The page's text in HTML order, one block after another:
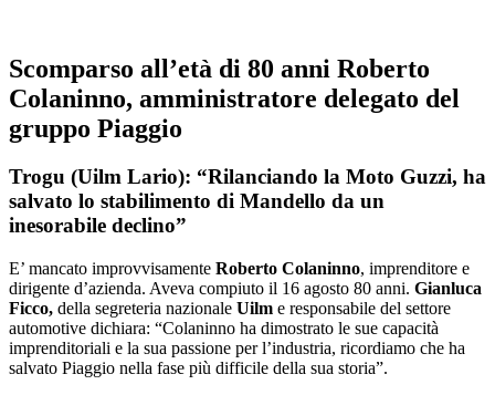
Scomparso all’età di 80 anni Roberto
Colaninno, amministratore delegato del
gruppo Piaggio
Trogu (Uilm Lario): “Rilanciando la Moto Guzzi, ha
salvato lo stabilimento di Mandello da un
inesorabile declino”
E’ mancato improvvisamente Roberto Colaninno, imprenditore e
dirigente d’azienda. Aveva compiuto il 16 agosto 80 anni. Gianluca
Ficco, della segreteria nazionale Uilm e responsabile del settore
automotive dichiara: “Colaninno ha dimostrato le sue capacità
imprenditoriali e la sua passione per l’industria, ricordiamo che ha
salvato Piaggio nella fase più difficile della sua storia”.